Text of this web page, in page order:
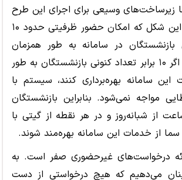
زیرساخت‌های وسیعی برای اجرای این طرح
اندیشیده شد. به این شکل که امکان حضور ظرفیتی حدود ۱۰
بازنشستگان در سامانه به طور همزمان
فراهم است. یعنی اگر ۱۰ برابر تعداد کنونی بازنشستگان به طور
سامانه بهره‌برداری کنند، سیستم با
مواجه نمی‌شود. بنابراین بازنشستگان
از شبانه‌روز و در هر نقطه از گیتی با
سما از خدمات این سامانه بهره‌مند شوند.
درخواست‌های غیرحضوری صفر است. به
می‌دهیم که هیچ درخواستی از دست